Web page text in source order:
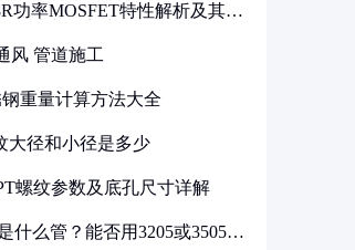
功率MOSFET特性解析及其在
风 管道施工
钢重量计算方法大全
大径和小径是多少
螺纹参数及底孔尺寸详解
什么管？能否用3205或3505代